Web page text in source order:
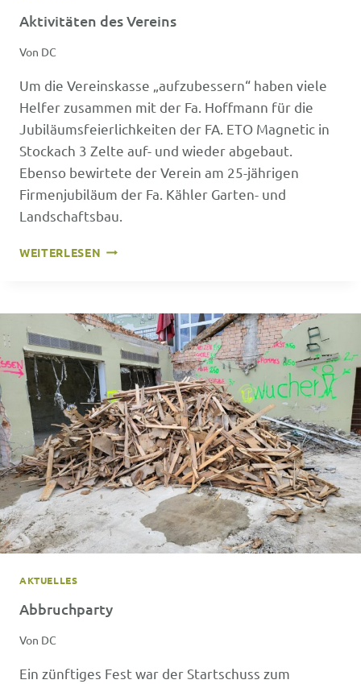
Aktivitäten des Vereins
Von DC
Um die Vereinskasse „aufzubessern“ haben viele
Helfer zusammen mit der Fa. Hoffmann für die
Jubiläumsfeierlichkeiten der FA. ETO Magnetic in
Stockach 3 Zelte auf- und wieder abgebaut.
Ebenso bewirtete der Verein am 25-jährigen
Firmenjubiläum der Fa. Kähler Garten- und
Landschaftsbau.
WEITERLESEN AKTIVITÄTEN
AKTUELLES
Abbruchparty
Von DC
Ein zünftiges Fest war der Startschuss zum